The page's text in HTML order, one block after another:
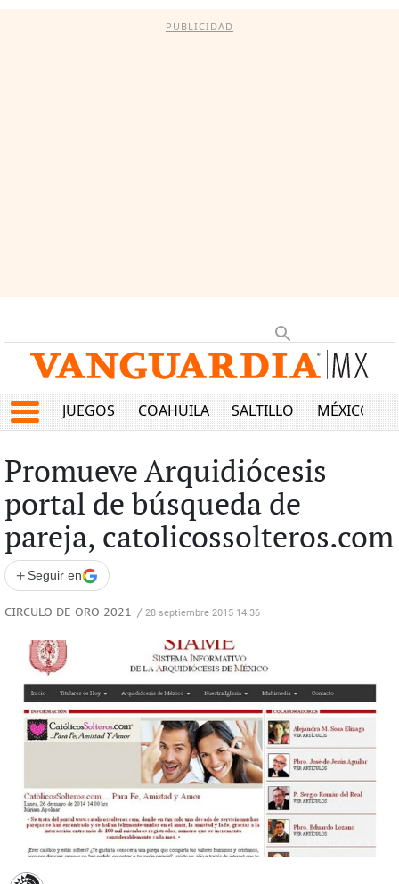
PUBLICIDAD
JUEGOS COAHUILA SALTILLO MÉXICO
Promueve Arquidiócesis
portal de búsqueda de
pareja, catolicossolteros.com
+ Seguir en
CIRCULO DE ORO 2021 / 28 septiembre 2015 14:36